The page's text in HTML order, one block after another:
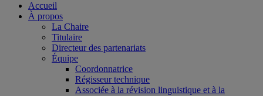
Accueil
À propos
La Chaire
Titulaire
Directeur des partenariats
Équipe
Coordonnatrice
Régisseur technique
Associée à la révision linguistique et à la